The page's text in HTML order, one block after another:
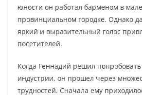
юности он работал барменом в
провинциальном городке. Однако
яркий и выразительный голос
посетителей.
Когда Геннадий решил
индустрии, он прошел через
трудностей. Сначала ему